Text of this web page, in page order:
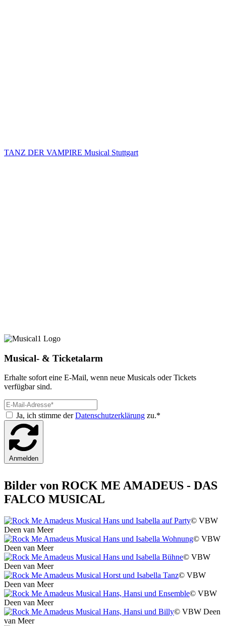
TANZ DER VAMPIRE Musical Stuttgart
Musical- & Ticketalarm
Erhalte sofort eine E-Mail, wenn neue Musicals oder Tickets
verfügbar sind.
Ja, ich stimme derDatenschutzerklärung zu.*
Anmelden
Bilder von ROCK ME AMADEUS - DAS
FALCO MUSICAL
© VBW
Deen van Meer
© VBW
Deen van Meer
© VBW
Deen van Meer
© VBW
Deen van Meer
© VBW
Deen van Meer
© VBW Deen
van Meer